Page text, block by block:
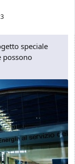
speciale
possono